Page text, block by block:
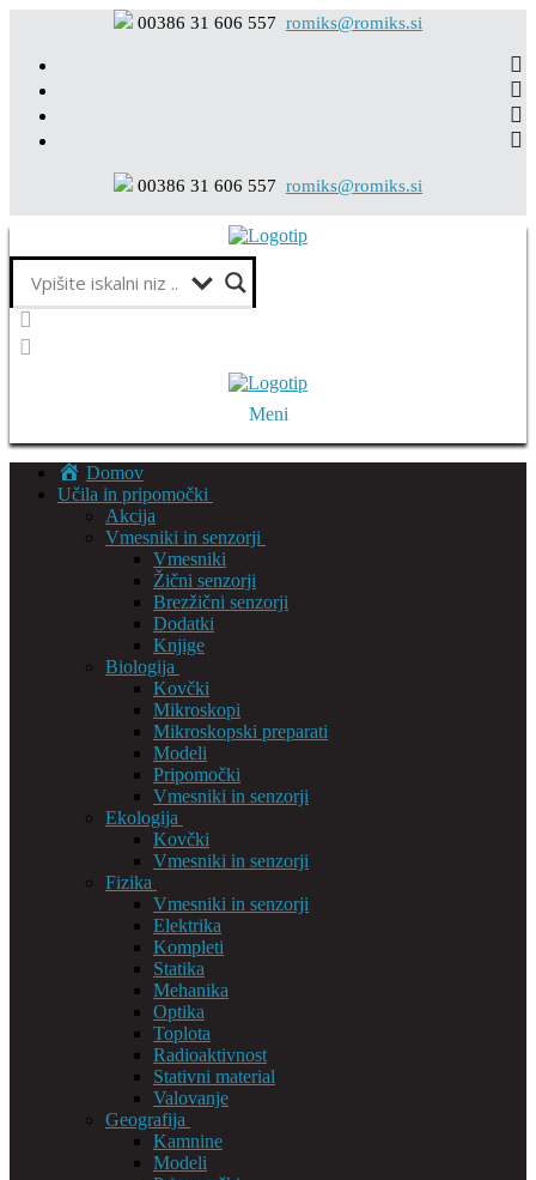
vsebino
00386 31 606 557 romiks@romiks.si
00386 31 606 557 romiks@romiks.si
Meni
Domov
Učila in pripomočki
Akcija
Vmesniki in senzorji
Vmesniki
Žični senzorji
Brezžični senzorji
Dodatki
Knjige
Biologija
Kovčki
Mikroskopi
Mikroskopski preparati
Modeli
Pripomočki
Vmesniki in senzorji
Ekologija
Kovčki
Vmesniki in senzorji
Fizika
Vmesniki in senzorji
Elektrika
Kompleti
Statika
Mehanika
Optika
Toplota
Radioaktivnost
Stativni material
Valovanje
Geografija
Kamnine
Modeli